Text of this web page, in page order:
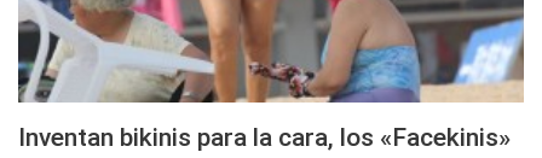
Inventan bikinis para la cara, los «Facekinis»